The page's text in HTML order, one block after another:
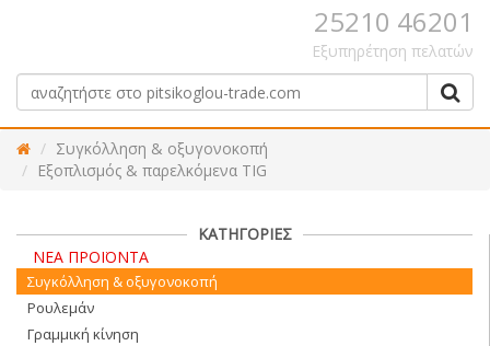
25210 46201
Εξυπηρέτηση πελατών
Συγκόλληση & οξυγονοκοπή
Εξοπλισμός & παρελκόμενα TIG
ΚΑΤΗΓΟΡΙΕΣ
ΝΕΑ ΠΡΟΪΟΝΤΑ
Συγκόλληση & οξυγονοκοπή
Ρουλεμάν
Γραμμική κίνηση